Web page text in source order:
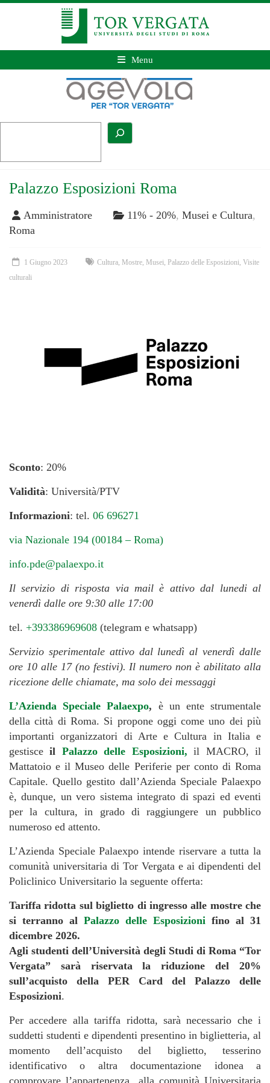
Menu
Palazzo Esposizioni Roma
Amministratore 11% - 20%, Musei e Cultura,
Roma
1 Giugno 2023 Cultura Mostre Musei Palazzo delle Esposizioni Visite
culturali
Sconto: 20%
Validità: Università/PTV
Informazioni: tel. 06 696271
via Nazionale 194 (00184 – Roma)
info.pde@palaexpo.it
Il servizio di risposta via mail è attivo dal lunedi al
venerdì dalle ore 9:30 alle 17:00
tel. +393386969608 (telegram e whatsapp)
Servizio sperimentale attivo dal lunedì al venerdì dalle
ore 10 alle 17 (no festivi). Il numero non è abilitato alla
ricezione delle chiamate, ma solo dei messaggi
L’Azienda Speciale Palaexpo, è un ente strumentale
della città di Roma. Si propone oggi come uno dei più
importanti organizzatori di Arte e Cultura in Italia e
gestisceil Palazzo delle Esposizioni, il MACRO, il
Mattatoio e il Museo delle Periferie per conto di Roma
Capitale. Quello gestito dall’Azienda Speciale Palaexpo
è, dunque, un vero sistema integrato di spazi ed eventi
per la cultura, in grado di raggiungere un pubblico
numeroso ed attento.
L’Azienda Speciale Palaexpo intende riservare a tutta la
comunità universitaria di Tor Vergata e ai dipendenti del
Policlinico Universitario la seguente offerta:
Tariffa ridotta sul biglietto di ingresso alle mostre che
si terranno al Palazzo delle Esposizioni fino al 31
dicembre 2026.
Agli studenti dell’Università degli Studi di Roma “Tor
Vergata” sarà riservata la riduzione del 20%
sull’acquisto della PER Card del Palazzo delle
Esposizioni.
Per accedere alla tariffa ridotta, sarà necessario che i
suddetti studenti e dipendenti presentino in biglietteria, al
momento dell’acquisto del biglietto, tesserino
identificativo o altra documentazione idonea a
comprovare l’appartenenza alla comunità Universitaria